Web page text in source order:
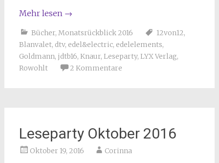
Mehr lesen →
Bücher, Monatsrückblick 2016 12von12,
Blanvalet, dtv, edel&electric, edelelements,
Goldmann, jdtb16, Knaur, Leseparty, LYX Verlag,
Rowohlt
2 Kommentare
Leseparty Oktober 2016
Oktober 19, 2016 Corinna